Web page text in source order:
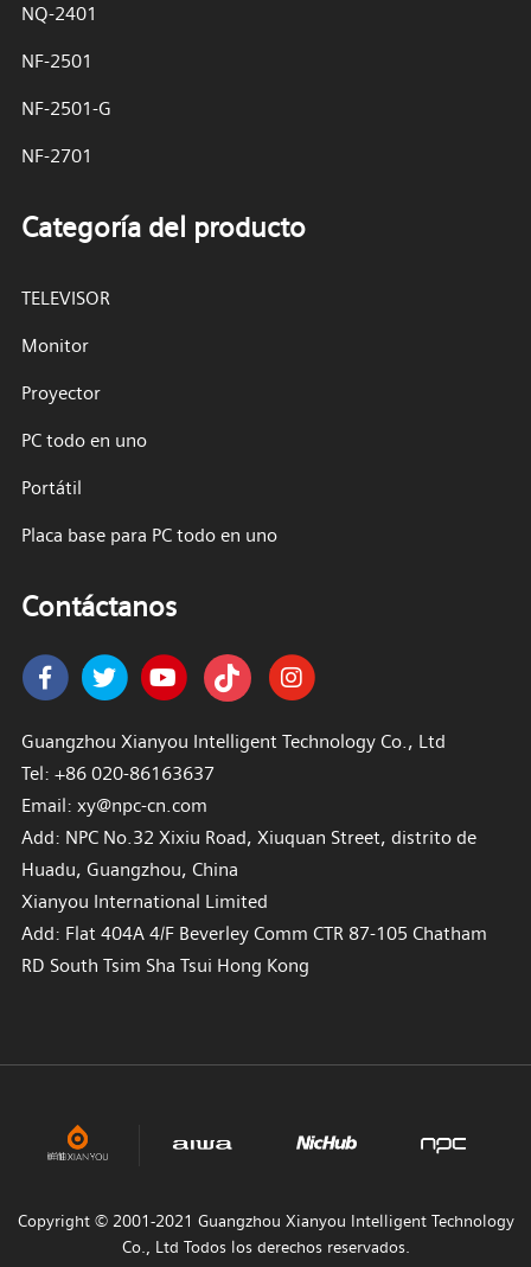
NQ-2401
NF-2501
NF-2501-G
NF-2701
Categoría del producto
TELEVISOR
Monitor
Proyector
PC todo en uno
Portátil
Placa base para PC todo en uno
Contáctanos
FacebookTwitterYoutube Instagram
Guangzhou Xianyou Intelligent Technology Co., Ltd
Tel: +86 020-86163637
Email: xy@npc-cn.com
Add: NPC No.32 Xixiu Road, Xiuquan Street, distrito de
Huadu, Guangzhou, China
Xianyou International Limited
Add: Flat 404A 4/F Beverley Comm CTR 87-105 Chatham
RD South Tsim Sha Tsui Hong Kong
Copyright © 2001-2021 Guangzhou Xianyou Intelligent Technology
Co., Ltd Todos los derechos reservados.